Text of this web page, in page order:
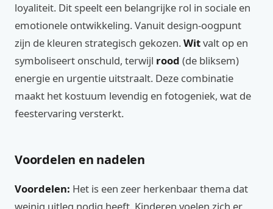
loyaliteit. Dit speelt een belangrijke rol in sociale en
emotionele ontwikkeling. Vanuit design-oogpunt
zijn de kleuren strategisch gekozen.Witvalt op en
symboliseert onschuld, terwijl rood (de bliksem)
energie en urgentie uitstraalt. Deze combinatie
maakt het kostuum levendig en fotogeniek, wat de
feestervaring versterkt.
Voordelen en nadelen
Voordelen: Het is een zeer herkenbaar thema dat